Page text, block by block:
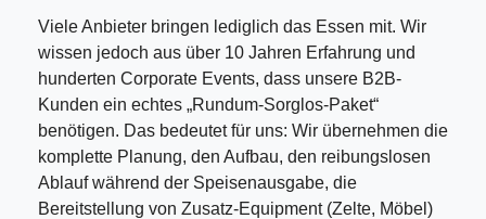
Viele Anbieter bringen lediglich das Essen mit. Wir
wissen jedoch aus über 10 Jahren Erfahrung und
hunderten Corporate Events, dass unsere B2B-
Kunden ein echtes „Rundum-Sorglos-Paket“
benötigen. Das bedeutet für uns: Wir übernehmen die
komplette Planung, den Aufbau, den reibungslosen
Ablauf während der Speisenausgabe, die
Bereitstellung von Zusatz-Equipment (Zelte, Möbel)